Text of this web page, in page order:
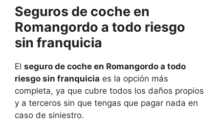
Seguros de coche en
Romangordo a todo riesgo
sin franquicia
El seguro de coche en Romangordo a todo
riesgo sin franquicia es la opción más
completa, ya que cubre todos los daños propios
y a terceros sin que tengas que pagar nada en
caso de siniestro.